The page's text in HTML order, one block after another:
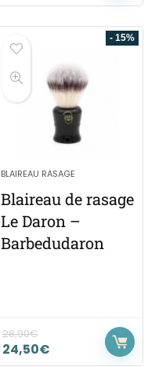
- 15%
BLAIREAU RASAGE
Blaireau de rasage
Le Daron –
Barbedudaron
28,90€
24,50€